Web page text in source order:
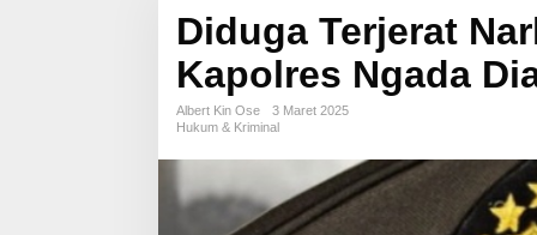
Diduga Terjerat
Kapolres Ngada
Albert Kin Ose
3 Maret 2025
Hukum & Kriminal